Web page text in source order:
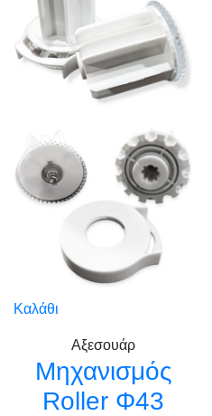
Καλάθι
Αξεσουάρ
Μηχανισμός
Roller Φ43